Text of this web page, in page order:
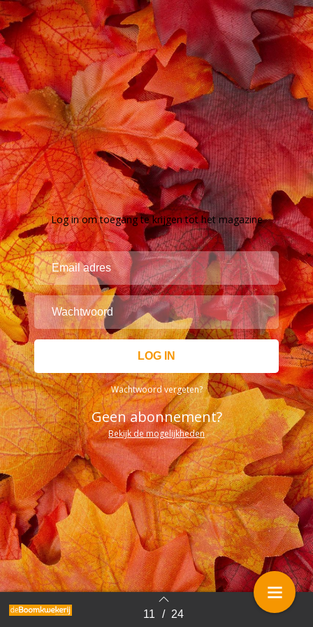
Terug naar overzicht 11 / 24
Log in om toegang te krijgen tot het magazine
Wachtwoord vergeten?
Geen abonnement?
Bekijk de mogelijkheden